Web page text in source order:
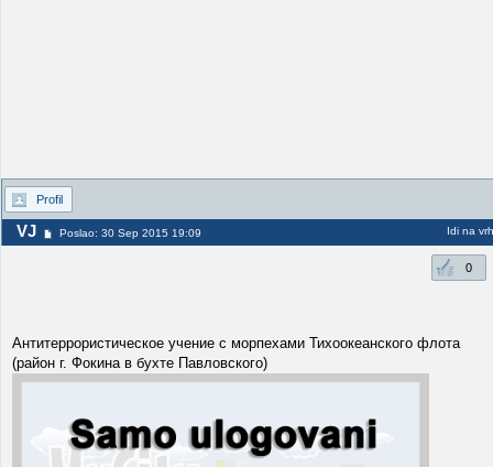
Profil
VJ Poslao: 30 Sep 2015 19:09 Idi na vrh
0
Антитеррористическое учение с морпехами Тихоокеанского флота
(район г. Фокина в бухте Павловского)